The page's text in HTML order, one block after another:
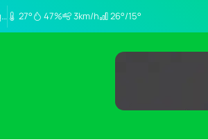
27° 47% 3km/h 26°/15°